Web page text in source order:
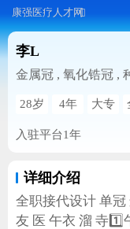
康强医疗人才网
李L
金属冠 , 氧化锆冠 ,
28岁 4年 大专
入驻平台1年
详细介绍
全职接代设计 单冠
友 医 午衣 溜 寺1️⃣